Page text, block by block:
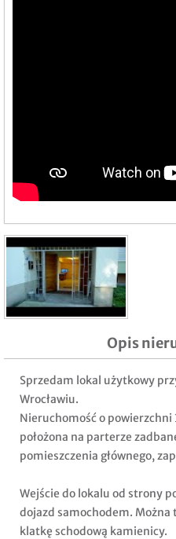
Opis
Sprzedam lokal użytkowy
Wrocławiu.
Nieruchomość o
położona na parterze
pomieszczenia głównego,
Wejście do lokalu od strony
dojazd samochodem. Można
klatkę schodową kamienicy.